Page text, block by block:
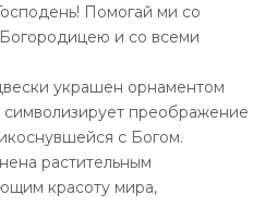
Помогай ми со
и со всеми
украшен орнаментом
преображение
с Богом.
растительным
красоту мира,